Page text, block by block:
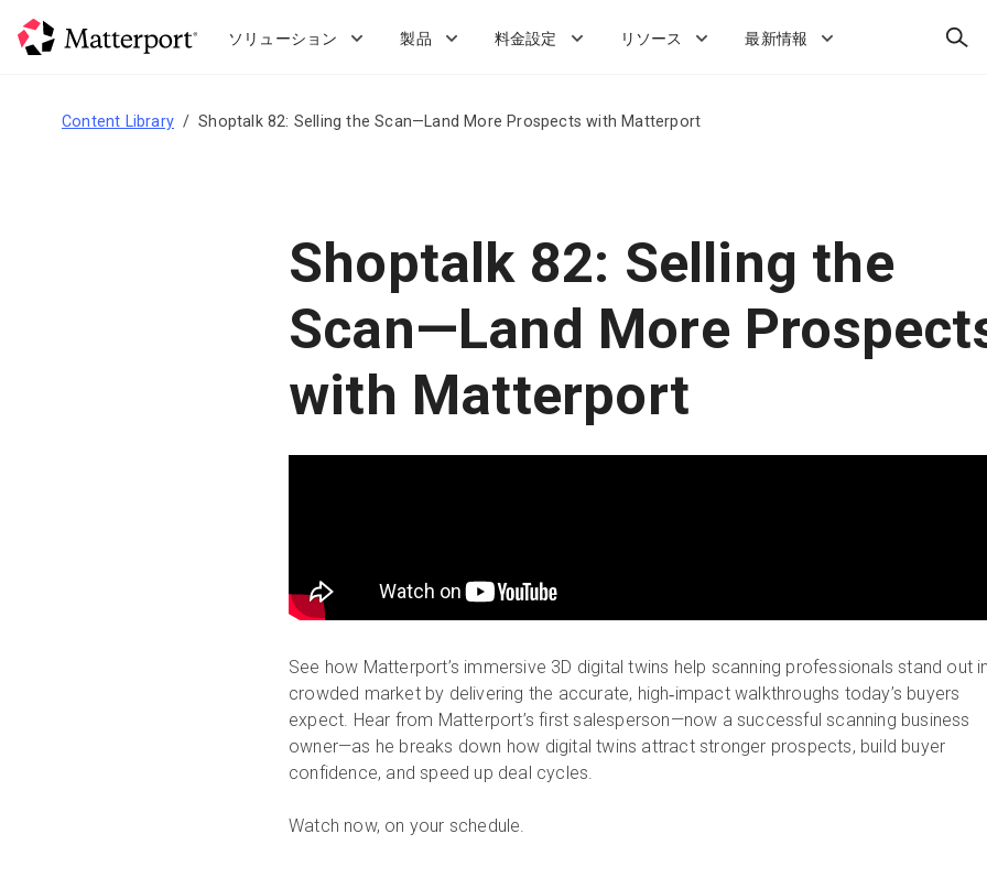
ソリューション 製品 料金設定 リソース 最新情報
検
Content Library Shoptalk 82: Selling the Scan—Land More Prospects with Matterport
Shoptalk 82: Selling the
Scan—Land More
with Matterport
See how Matterport’s immersive 3D digital twins help scanning professionals stand out
crowded market by delivering the accurate, high‑impact walkthroughs today’s buyers
expect. Hear from Matterport’s first salesperson—now a successful scanning business
owner—as he breaks down how digital twins attract stronger prospects, build buyer
confidence, and speed up deal cycles.
Watch now, on your schedule.